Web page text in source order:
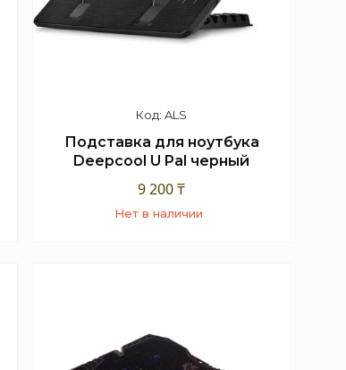
ALS
Подставка для ноутбука
Deepcool U Pal черный
9 200 ₸
Нет в наличии